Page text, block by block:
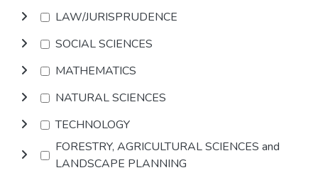
LAW/JURISPRUDENCE
SOCIAL SCIENCES
MATHEMATICS
NATURAL SCIENCES
TECHNOLOGY
FORESTRY, AGRICULTURAL SCIENCES and
LANDSCAPE PLANNING